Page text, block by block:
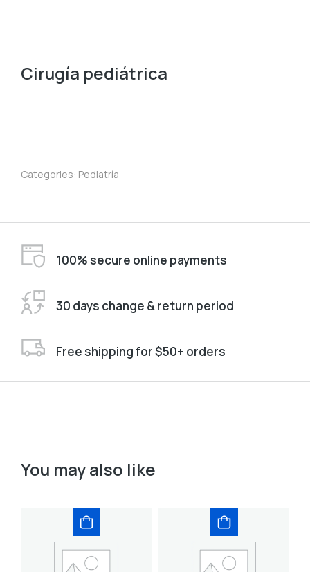
Cirugía pediátrica
Categories: Pediatría
100% secure online payments
30 days change & return period
Free shipping for $50+ orders
You may also like